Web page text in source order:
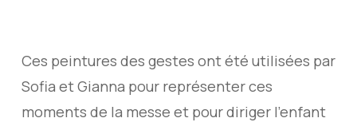
Ces peintures des gestes ont été utilisées par
Sofia et Gianna pour représenter ces
moments de la messe et pour diriger l’enfant